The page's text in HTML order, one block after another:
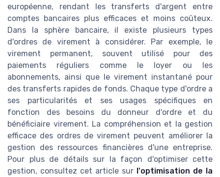
européenne, rendant les transferts d'argent entre
comptes bancaires plus efficaces et moins coûteux.
Dans la sphère bancaire, il existe plusieurs types
d'ordres de virement à considérer. Par exemple, le
virement permanent, souvent utilisé pour des
paiements réguliers comme le loyer ou les
abonnements, ainsi que le virement instantané pour
des transferts rapides de fonds. Chaque type d'ordre a
ses particularités et ses usages spécifiques en
fonction des besoins du donneur d'ordre et du
bénéficiaire virement. La compréhension et la gestion
efficace des ordres de virement peuvent améliorer la
gestion des ressources financières d'une entreprise.
Pour plus de détails sur la façon d'optimiser cette
gestion, consultez cet article sur l'optimisation de la